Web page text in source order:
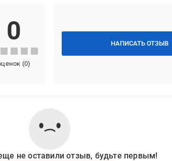
НАПИСАТЬ ОТЗЫВ
0
(0)
не оставили отзыв, будьте первым!